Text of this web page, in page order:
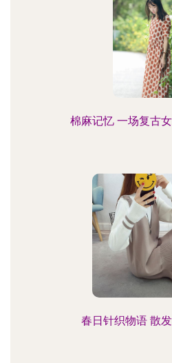
棉麻记忆 一场复古
春日针织物语 散